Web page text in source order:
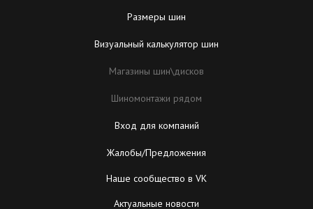
Размеры шин
Визуальный калькулятор шин
Магазины шин\дисков
Шиномонтажи рядом
Вход для компаний
Жалобы/Предложения
Наше сообщество в VK
Актуальные новости